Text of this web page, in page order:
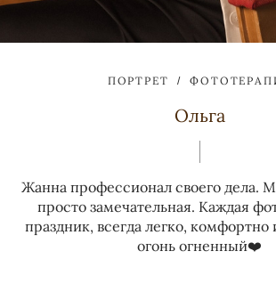
ПОРТРЕТ
Ольга
Жанна профессионал своего дела.
просто замечательная. Каждая
праздник, всегда легко,
огонь огненный❤️